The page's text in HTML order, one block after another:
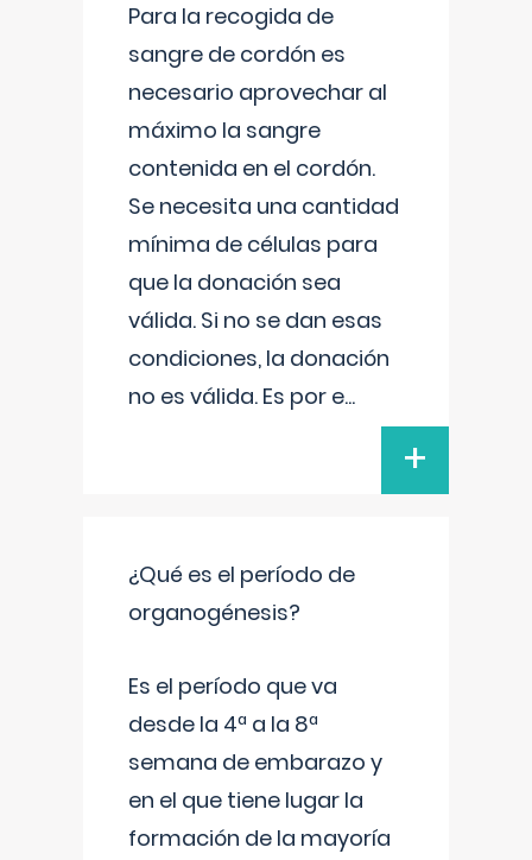
Para la recogida de
sangre de cordón es
necesario aprovechar al
máximo la sangre
contenida en el cordón.
Se necesita una cantidad
mínima de células para
que la donación sea
válida. Si no se dan esas
condiciones, la donación
no es válida. Es por e...
+
¿Qué es el período de
organogénesis?
Es el período que va
desde la 4ª a la 8ª
semana de embarazo y
en el que tiene lugar la
formación de la mayoría